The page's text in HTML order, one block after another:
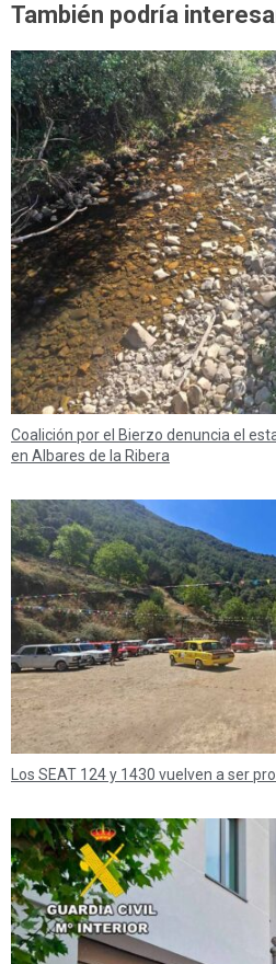
También podría
Coalición por el Bierzo denuncia el
en Albares de la Ribera
Los SEAT 124 y 1430 vuelven a ser